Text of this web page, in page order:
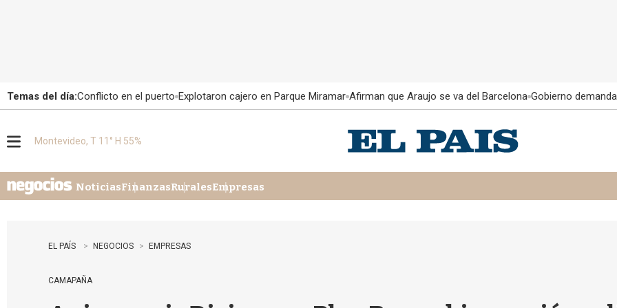
Temas del día:Conflicto en el puerto Explotaron cajero en Parque Miramar Afirman que Araujo se va del Barcelona Gobierno
u
Montevideo, T 11° H 55%
NoticiasFinanzasRuralesEmpresas
EL PAÍS NEGOCIOS EMPRESAS
CAMAPAÑA